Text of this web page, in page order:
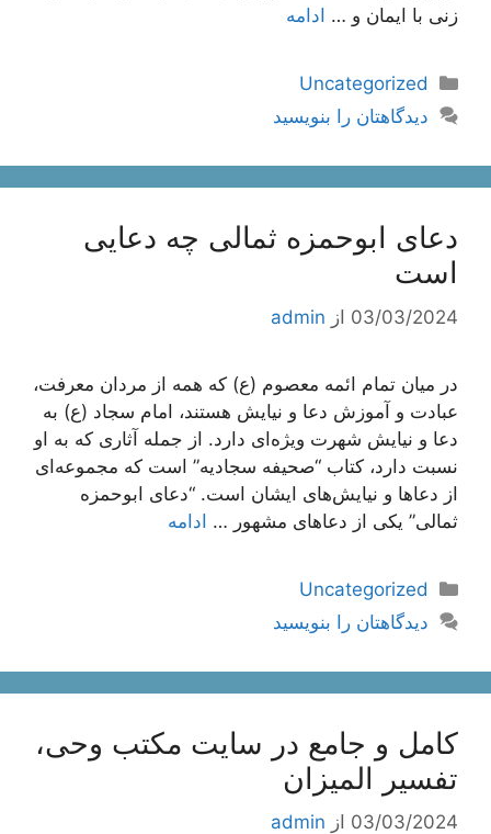
زنی با ایمان و … ادامه
دسته‌ها
Uncategorized
دیدگاهتان را بنویسید
دعای ابوحمزه ثمالی چه دعایی
است
03/03/2024 از admin
در میان تمام ائمه معصوم (ع) که همه از مردان معرفت،
عبادت و آموزش دعا و نیایش هستند، امام سجاد (ع) به
دعا و نیایش شهرت ویژه‌ای دارد. از جمله آثاری که به او
نسبت دارد، کتاب “صحیفه سجادیه” است که مجموعه‌ای
از دعاها و نیایش‌های ایشان است. “دعای ابوحمزه
ثمالی” یکی از دعاهای مشهور … ادامه
دسته‌ها
Uncategorized
دیدگاهتان را بنویسید
کامل و جامع در سایت مکتب وحی،
تفسیر المیزان
03/03/2024 از admin